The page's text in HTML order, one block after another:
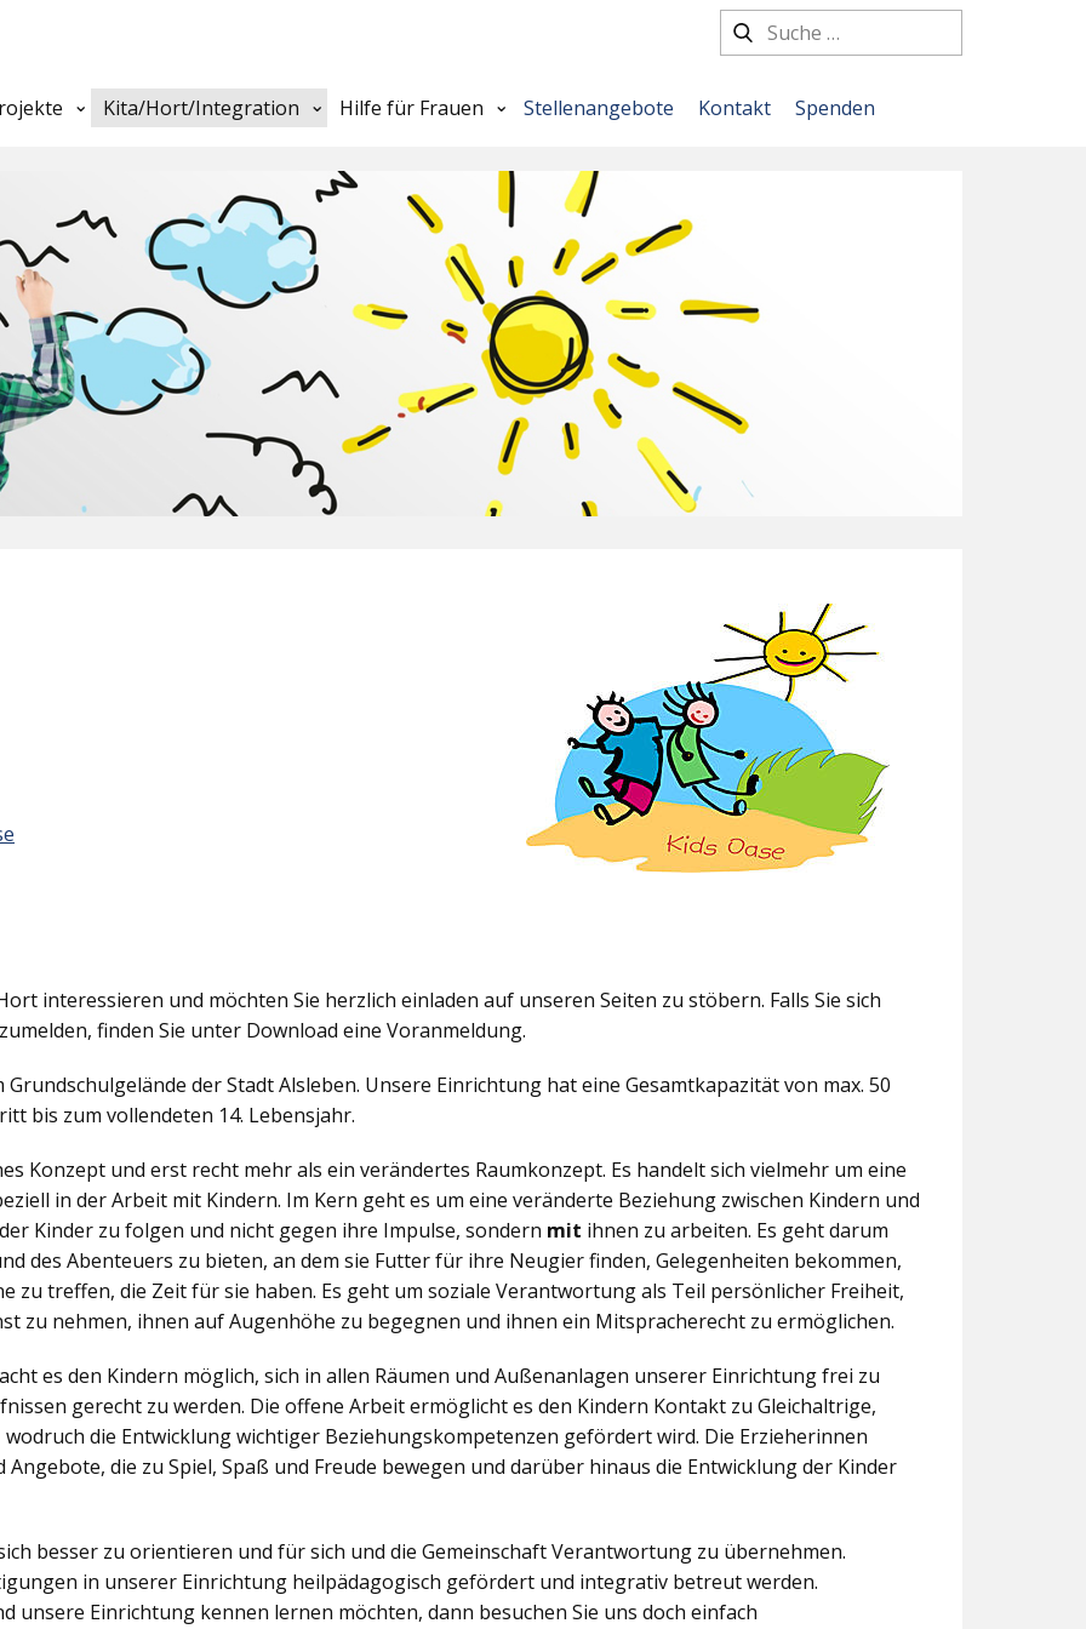
Kita/Hort/Integration Hilfe für Frauen Stellenangebote Kontakt Spenden
interessieren und möchten Sie herzlich einladen auf unseren Seiten zu stöbern. Falls Sie sich
finden Sie unter Download eine Voranmeldung.
der Stadt Alsleben. Unsere Einrichtung hat eine Gesamtkapazität von max. 50
bis zum vollendeten 14. Lebensjahr.
Konzept und erst recht mehr als ein verändertes Raumkonzept. Es handelt sich vielmehr um eine
in der Arbeit mit Kindern. Im Kern geht es um eine veränderte Beziehung zwischen Kindern und
Kinder zu folgen und nicht gegen ihre Impulse, sondern mit ihnen zu arbeiten. Es geht darum
des Abenteuers zu bieten, an dem sie Futter für ihre Neugier finden, Gelegenheiten bekommen,
zu treffen, die Zeit für sie haben. Es geht um soziale Verantwortung als Teil persönlicher Freiheit,
zu nehmen, ihnen auf Augenhöhe zu begegnen und ihnen ein Mitspracherecht zu ermöglichen.
es den Kindern möglich, sich in allen Räumen und Außenanlagen unserer Einrichtung frei zu
gerecht zu werden. Die offene Arbeit ermöglicht es den Kindern Kontakt zu Gleichaltrige,
die Entwicklung wichtiger Beziehungskompetenzen gefördert wird. Die Erzieherinnen
die zu Spiel, Spaß und Freude bewegen und darüber hinaus die Entwicklung der Kinder
besser zu orientieren und für sich und die Gemeinschaft Verantwortung zu übernehmen.
in unserer Einrichtung heilpädagogisch gefördert und integrativ betreut werden.
unsere Einrichtung kennen lernen möchten, dann besuchen Sie uns doch einfach